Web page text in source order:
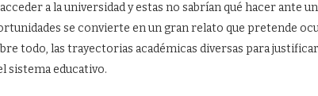
a la universidad y estas no sabrían qué hacer ante
se convierte en un gran relato que pretende
todo, las trayectorias académicas diversas para
sistema educativo.